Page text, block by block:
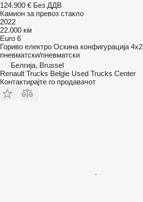
124.900 € Без ДДВ
Камион за превоз стакло
2022
22.000 км
Euro 6
Гориво електро Оскина конфигурација 4x2
пневматски/пневматски
Белгија, Brussel
Renault Trucks Belgie Used Trucks Center
Контактирајте го продавачот